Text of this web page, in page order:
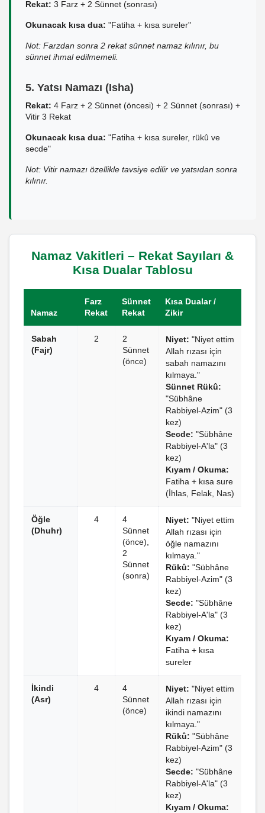
Rekat: 3 Farz + 2 Sünnet (sonrası)
Okunacak kısa dua: "Fatiha + kısa sureler"
Not: Farzdan sonra 2 rekat sünnet namaz kılınır, bu
sünnet ihmal edilmemeli.
5. Yatsı Namazı (Isha)
Rekat: 4 Farz + 2 Sünnet (öncesi) + 2 Sünnet (sonrası) +
Vitir 3 Rekat
Okunacak kısa dua: "Fatiha + kısa sureler, rükû ve
secde"
Not: Vitir namazı özellikle tavsiye edilir ve yatsıdan sonra
kılınır.
Namaz Vakitleri – Rekat Sayıları &
Kısa Dualar Tablosu
Namaz
Farz
Rekat
Sünnet
Rekat
Kısa Dualar /
Zikir
Sabah
(Fajr)
2
2
Sünnet
(önce)
Niyet: "Niyet ettim
Allah rızası için
sabah namazını
kılmaya."
Sünnet Rükû:
"Sübhâne
Rabbiyel-Azim" (3
kez)
Secde: "Sübhâne
Rabbiyel-A'la" (3
kez)
Kıyam / Okuma:
Fatiha + kısa sure
(İhlas, Felak, Nas)
Öğle
(Dhuhr)
4
4
Sünnet
(önce),
2
Sünnet
(sonra)
Niyet: "Niyet ettim
Allah rızası için
öğle namazını
kılmaya."
Rükû: "Sübhâne
Rabbiyel-Azim" (3
kez)
Secde: "Sübhâne
Rabbiyel-A'la" (3
kez)
Kıyam / Okuma:
Fatiha + kısa
sureler
İkindi
(Asr)
4
4
Sünnet
(önce)
Niyet: "Niyet ettim
Allah rızası için
ikindi namazını
kılmaya."
Rükû: "Sübhâne
Rabbiyel-Azim" (3
kez)
Secde: "Sübhâne
Rabbiyel-A'la" (3
kez)
Kıyam / Okuma: